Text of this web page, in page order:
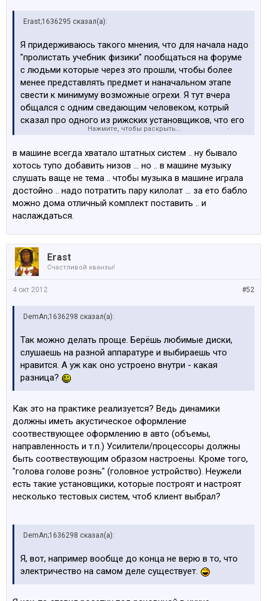
Erast;1636295 сказал(а):
Я придерживаюсь такого мнения, что для начала надо
"пролистать учебник физики" пообщаться на форуме
с людьми которые через это прошли, чтобы более
менее представлять предмет и наначальном этапе
свести к минимуму возможные огрехи. Я тут вчера
общался с одним сведающим человеком, котрый
сказал про одного из рижских установщиков, что его
советы оказывались полным говном. Когда все будут
через уши". Останется идти по пути, предложенному
Мухой и который усыпан банкнотами:
Нажмите, чтобы раскрыть...
в машине всегда хватало штатных систем .. ну бывало
хотось тупо добавить низов ... но .. в машине музыку
слушать ваще не тема .. чтобы музыка в машине играла
достойно .. надо потратить пару килолат ... за ето бабло
можно дома отличный комплект поставить .. и
наслаждаться.
Erast
Счастливой кванзы!
#52
4 окт 2012
DemAn;1636298 сказал(а):
Так можно делать проще. Берёшь любимые диски,
слушаешь на разной аппаратуре и выбираешь что
нравится. А уж как оно устроено внутри - какая
разница?
Как это на практике реализуется? Ведь динамики
должны иметь акустическое оформление
соотвествующее оформлению в авто (объемы,
направленность и т.п.) Усилители/процессоры должны
быть соотвествующим образом настроены. Кроме того,
"голова голове рознь" (головное устройство). Неужели
есть такие установщики, которые построят и настроят
несколько тестовых систем, чтоб клиент выбрал?
DemAn;1636298 сказал(а):
Я, вот, например вообще до конца не верю в то, что
электричество на самом деле существует.